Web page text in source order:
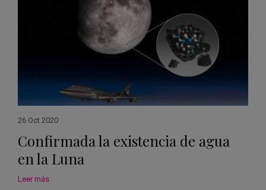
26 Oct 2020
Confirmada la existencia de agua
en la Luna
Leer más